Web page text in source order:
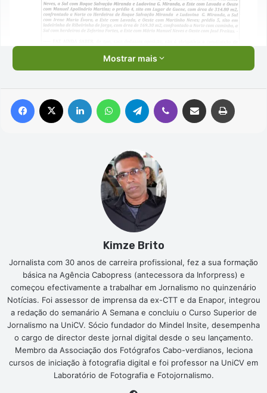
Mostrar mais
Facebook Linkedin WhatsAppTelegram Viber Compartilhar via e-mail
Kimze Brito
Jornalista com 30 anos de carreira profissional, fez a sua formação
básica na Agência Cabopress (antecessora da Inforpress) e
começou efectivamente a trabalhar em Jornalismo no quinzenário
Notícias. Foi assessor de imprensa da ex-CTT e da Enapor, integrou
a redação do semanário A Semana e concluiu o Curso Superior de
Jornalismo na UniCV. Sócio fundador do Mindel Insite, desempenha
o cargo de director deste jornal digital desde o seu lançamento.
Membro da Associação dos Fotógrafos Cabo-verdianos, leciona
cursos de iniciação à fotografia digital e foi professor na UniCV em
Laboratório de Fotografia e Fotojornalismo.